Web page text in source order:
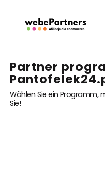
Partner
Wählen Sie ein Programm,
Sie!